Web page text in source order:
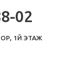
02
1Й ЭТАЖ